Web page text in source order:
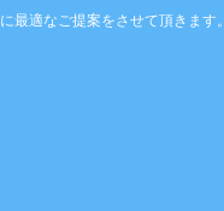
最適なご提案をさせて頂きます。